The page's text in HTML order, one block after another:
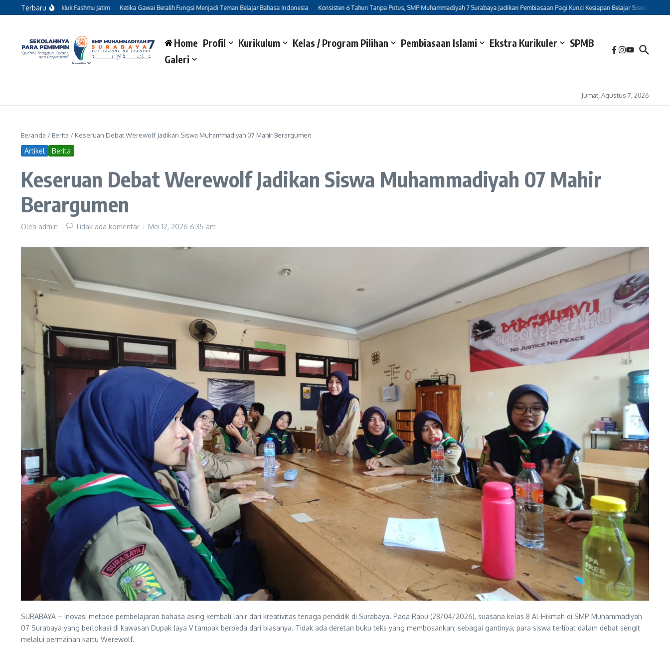
Lewati ke konten
Terbaru
Kecil’ Penakluk Fashmu Jatim Ketika Gawai Beralih Fungsi Menjadi Teman Belajar Bahasa Indonesia Konsisten 6 Tahun Tanpa Putus, SMP Muhammadiyah 7 Surabaya Jadikan Pembiasaan Pagi Kunci Kesiapan Belajar Siswa Mewakili
Home Profil Kurikulum Kelas / Program Pilihan Pembiasaan Islami Ekstra Kurikuler
SPMB
Galeri
Jumat, Agustus 7, 2026
Beranda / Berita / Keseruan Debat Werewolf Jadikan Siswa Muhammadiyah 07 Mahir Berargumen
Artikel Berita
Keseruan Debat Werewolf Jadikan Siswa Muhammadiyah 07 Mahir
Berargumen
Oleh admin Tidak ada komentar Mei 12, 2026 6:35 am
SURABAYA – Inovasi metode pembelajaran bahasa asing kembali lahir dari kreativitas tenaga pendidik di Surabaya. Pada Rabu (28/04/2026), suasana kelas 8 Al-Hikmah di SMP Muhammadiyah
07 Surabaya yang berlokasi di kawasan Dupak Jaya V tampak berbeda dari biasanya. Tidak ada deretan buku teks yang membosankan; sebagai gantinya, para siswa terlibat dalam debat sengit
melalui permainan kartu Werewolf.